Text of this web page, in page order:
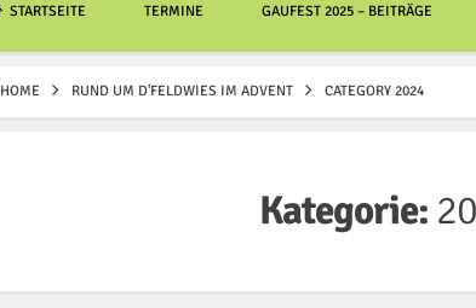
STARTSEITE TERMINE GAUFEST 2025 – BEITRÄGE
HOME RUND UM D'FELDWIES IM ADVENT CATEGORY 2024
Kategorie: